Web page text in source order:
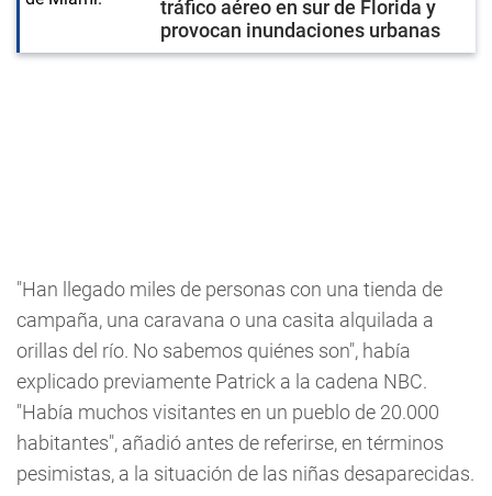
tráfico aéreo en sur de Florida y
provocan inundaciones urbanas
"Han llegado miles de personas con una tienda de
campaña, una caravana o una casita alquilada a
orillas del río. No sabemos quiénes son", había
explicado previamente Patrick a la cadena NBC.
"Había muchos visitantes en un pueblo de 20.000
habitantes", añadió antes de referirse, en términos
pesimistas, a la situación de las niñas desaparecidas.